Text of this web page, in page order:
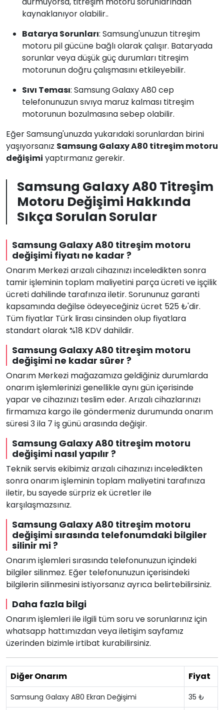
kaynaklanıyor olabilir..
Batarya Sorunları: Samsung'unuzun titreşim
motoru pil gücüne bağlı olarak çalışır. Bataryada
sorunlar veya düşük güç durumları titreşim
motorunun doğru çalışmasını etkileyebilir.
Sıvı Teması: Samsung Galaxy A80 cep
telefonunuzun sıvıya maruz kalması titreşim
motorunun bozulmasına sebep olabilir.
Eğer Samsung'unuzda yukarıdaki sorunlardan birini
yaşıyorsanız Samsung Galaxy A80 titreşim motoru
değişimi yaptırmanız gerekir.
Samsung Galaxy A80 Titreşim
Motoru Değişimi Hakkında
Sıkça Sorulan Sorular
Samsung Galaxy A80 titreşim motoru
değişimi fiyatı ne kadar ?
Onarım Merkezi arızalı cihazınızı inceledikten sonra
tamir işleminin toplam maliyetini parça ücreti ve işçilik
ücreti dahilinde tarafınıza iletir. Sorununuz garanti
kapsamında değilse ödeyeceğiniz ücret 525 ₺'dir.
Tüm fiyatlar Türk lirası cinsinden olup fiyatlara
standart olarak %18 KDV dahildir.
Samsung Galaxy A80 titreşim motoru
değişimi ne kadar sürer ?
Onarım Merkezi mağazamıza geldiğiniz durumlarda
onarım işlemlerinizi genellikle aynı gün içerisinde
yapar ve cihazınızı teslim eder. Arızalı cihazlarınızı
firmamıza kargo ile göndermeniz durumunda onarım
süresi 3 ila 7 iş günü arasında değişir.
Samsung Galaxy A80 titreşim motoru
değişimi nasıl yapılır ?
Teknik servis ekibimiz arızalı cihazınızı inceledikten
sonra onarım işleminin toplam maliyetini tarafınıza
iletir, bu sayede sürpriz ek ücretler ile
karşılaşmazsınız.
Samsung Galaxy A80 titreşim motoru
değişimi sırasında telefonumdaki bilgiler
silinir mi ?
Onarım işlemleri sırasında telefonunuzun içindeki
bilgiler silinmez. Eğer telefonunuzun içerisindeki
bilgilerin silinmesini istiyorsanız ayrıca belirtebilirsiniz.
Daha fazla bilgi
Onarım işlemleri ile ilgili tüm soru ve sorunlarınız için
whatsapp hattımızdan veya iletişim sayfamız
üzerinden bizimle irtibat kurabilirsiniz.
Diğer Onarım Fiyat
Samsung Galaxy A80 Ekran Değişimi 35 ₺